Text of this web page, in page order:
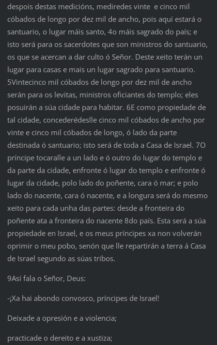
despois destas medicións, mediredes vinte e cinco mil
cóbados de longo por dez mil de ancho, pois aquí estará o
santuario, o lugar máis santo, 4o máis sagrado do país; e
isto será para os sacerdotes que son ministros do santuario,
os que se acercan a dar culto ó Señor. Deste xeito terán un
lugar para casas e mais un lugar sagrado para santuario.
5Vintecinco mil cóbados de longo por dez mil de ancho
serán para os levitas, ministros oficiantes do templo; eles
posuirán a súa cidade para habitar. 6E como propiedade de
tal cidade, concederédeslle cinco mil cóbados de ancho por
vinte e cinco mil cóbados de longo, ó lado da parte
destinada ó santuario; isto será de toda a Casa de Israel. 7O
príncipe tocaralle a un lado e ó outro do lugar do templo e
da parte da cidade, enfronte ó lugar do templo e enfronte ó
lugar da cidade, polo lado do poñente, cara ó mar; e polo
lado do nacente, cara ó nacente, e a longura será do mesmo
xeito para cada unha das partes: desde a fronteira do
poñente ata a fronteira do nacente 8do país. Esta será a súa
propiedade en Israel, e os meus príncipes xa non volverán
oprimir o meu pobo, senón que lle repartirán a terra á Casa
de Israel segundo as súas tribos.
9Así fala o Señor, Deus:
‑¡Xa hai abondo convosco, príncipes de Israel!
Deixade a opresión e a violencia;
practicade o dereito e a xustiza;